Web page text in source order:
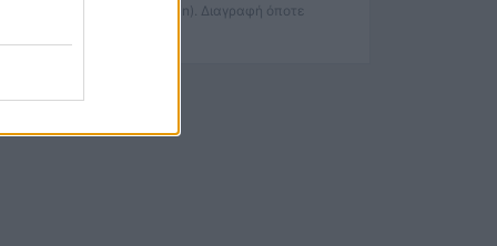
(double opt-in). Διαγραφή όποτε